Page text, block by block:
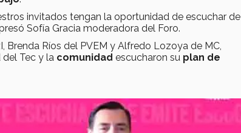
invitados tengan la oportunidad de escuchar de
Sofía Gracia moderadora del Foro.
Brenda Ríos del PVEM y Alfredo Lozoya de MC,
Tec y la comunidad escucharon su plan de